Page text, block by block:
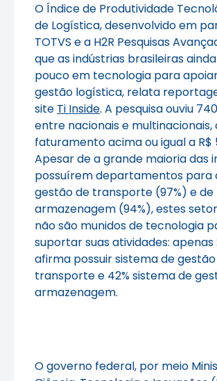
O Índice de Produtividade
de Logística, desenvolvido em
TOTVS e a H2R Pesquisas
que as indústrias brasileiras
pouco em tecnologia para
gestão logística, relata
site Ti Inside. A pesquisa ouviu
entre nacionais e multinacionais,
faturamento acima ou igual a R$
Apesar de a grande maioria das
possuírem departamentos para
gestão de transporte (97%) e de
armazenagem (94%), estes
não são munidos de tecnologia
suportar suas atividades: apenas
afirma possuir sistema de
transporte e 42% sistema de
armazenagem.
O governo federal, por meio